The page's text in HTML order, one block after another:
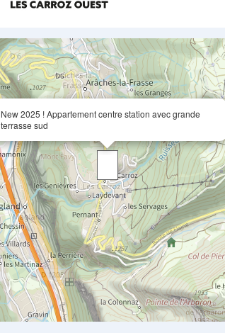
New 2025 ! Appartement centre station avec grande
terrasse sud